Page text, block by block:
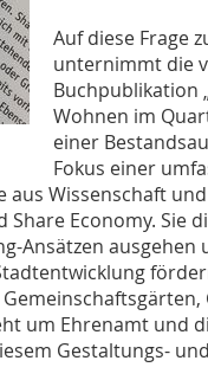
Auf diese Frage
unternimmt die
Buchpublikation
Wohnen im
einer
Fokus einer
Wissenschaft
Share Economy. Sie
Ansätzen ausgehen
um Ehrenamt und
Gestaltungs-